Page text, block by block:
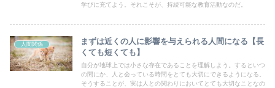
学びに充てよう。それこそが、持続可能な教育活動なのだ。
人間関係
まずは近くの人に影響を与えられる人間になる【長
くても短くても】
自分が地球上では小さな存在であることを理解しよう。するといつ
の間にか、人と会っている時間をとても大切にできるようになる。
そうすることが、実は人との関わりにおいてとても大切なことなの